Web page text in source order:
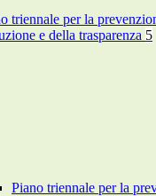
triennale per la
e della trasparenza 5
Piano triennale per la